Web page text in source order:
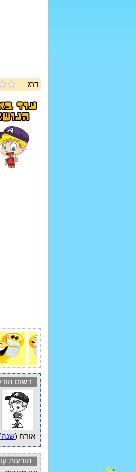
דרג
רשום
אורח (שנה
הודעות